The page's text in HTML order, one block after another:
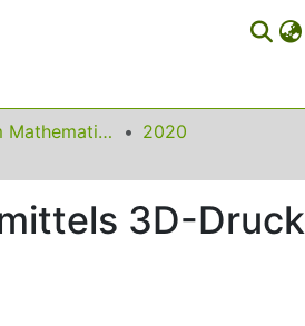
Beiträge zum Mathematikunterricht
2020
3D-Druck